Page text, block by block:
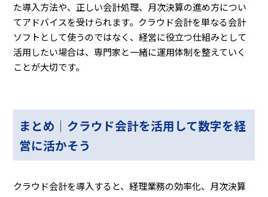
た導入方法や、正しい会計処理、月次決算の進め方につい
てアドバイスを受けられます。クラウド会計を単なる会計
ソフトとして使うのではなく、経営に役立つ仕組みとして
活用したい場合は、専門家と一緒に運用体制を整えていく
ことが大切です。
まとめ｜クラウド会計を活用して数字を経
営に活かそう
クラウド会計を導入すると、経理業務の効率化、月次決算